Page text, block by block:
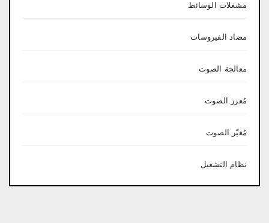
مشغلات الوسائط
مضاد الفيروسات
معالجة الصوت
مُعزز الصوت
مُغيّر الصوت
نظام التشغيل